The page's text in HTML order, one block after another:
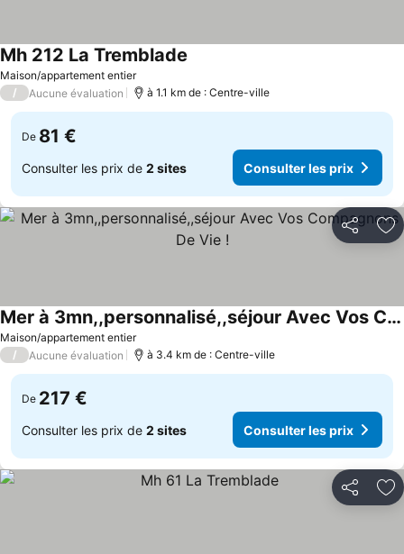
Maison/appartement entier
Mh 212 La Tremblade
/ Aucune évaluation à 1.1 km de : Centre-ville
De 81 €
Consulter les prix de 2 sites Consulter les prix
Partager
Maison/appartement entier
Mer à 3mn,,personnalisé,,séjour Avec Vos Compagnons De Vie !
/ Aucune évaluation à 3.4 km de : Centre-ville
De 217 €
Consulter les prix de 2 sites Consulter les prix
Partager